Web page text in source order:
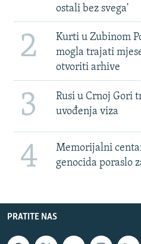
ostali bez svega'
2
Kurti u Zubinom
mogla trajati
otvoriti arhive
3
Rusi u Crnoj Gori
uvođenja viza
4
Memorijalni
genocida poraslo
PRATITE NAS